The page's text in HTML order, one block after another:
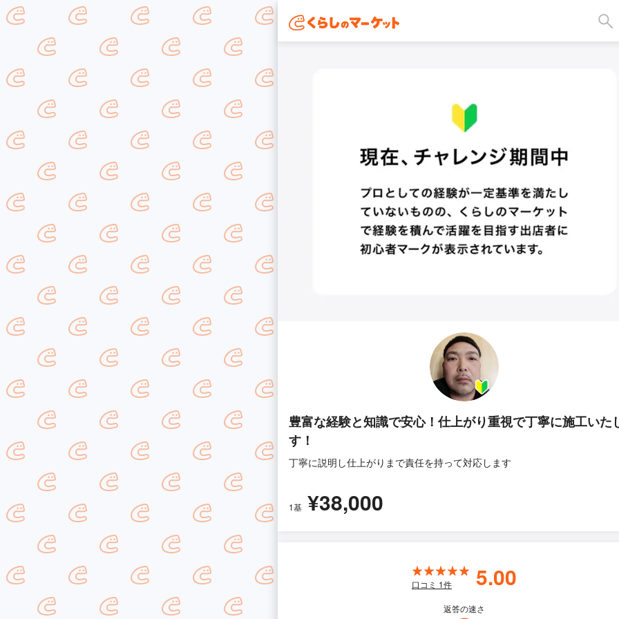
豊富な経験と知識で安心！仕上がり重視で丁寧に施工いた
す！
丁寧に説明し仕上がりまで責任を持って対応します
1基 ¥38,000
口コミ 1件 5.00
返答の速さ